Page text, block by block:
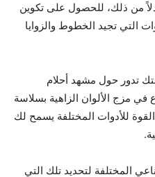
من ذلك، للحصول على تكوين
التي تجيد الخطوط والزوايا
تدور حول مشهد أحلام
في مزج الألوان الزاهية بسلاسة
للأدوات المختلفة يسمح لك
المختلفة لتحديد تلك التي